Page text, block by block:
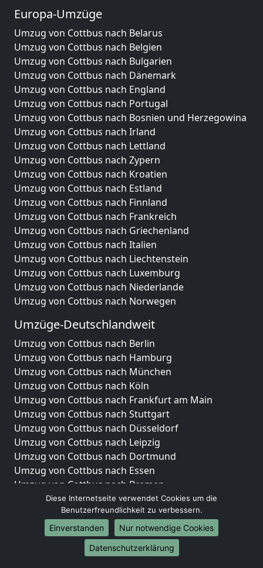
Europa-Umzüge
Umzug von Cottbus nach Belarus
Umzug von Cottbus nach Belgien
Umzug von Cottbus nach Bulgarien
Umzug von Cottbus nach Dänemark
Umzug von Cottbus nach England
Umzug von Cottbus nach Portugal
Umzug von Cottbus nach Bosnien und Herzegowina
Umzug von Cottbus nach Irland
Umzug von Cottbus nach Lettland
Umzug von Cottbus nach Zypern
Umzug von Cottbus nach Kroatien
Umzug von Cottbus nach Estland
Umzug von Cottbus nach Finnland
Umzug von Cottbus nach Frankreich
Umzug von Cottbus nach Griechenland
Umzug von Cottbus nach Italien
Umzug von Cottbus nach Liechtenstein
Umzug von Cottbus nach Luxemburg
Umzug von Cottbus nach Niederlande
Umzug von Cottbus nach Norwegen
Umzüge-Deutschlandweit
Umzug von Cottbus nach Berlin
Umzug von Cottbus nach Hamburg
Umzug von Cottbus nach München
Umzug von Cottbus nach Köln
Umzug von Cottbus nach Frankfurt am Main
Umzug von Cottbus nach Stuttgart
Umzug von Cottbus nach Düsseldorf
Umzug von Cottbus nach Leipzig
Umzug von Cottbus nach Dortmund
Umzug von Cottbus nach Essen
Umzug von Cottbus nach Bremen
Umzug von Cottbus nach Dresden
Umzug von Cottbus nach Hannover
Umzug von Cottbus nach Nürnberg
Umzug von Cottbus nach Duisburg
Umzug von Cottbus nach Bochum
Diese Internetseite verwendet Cookies um die
Benutzerfreundlichkeit zu verbessern.
Einverstanden
Nur notwendige Cookies
Datenschutzerklärung